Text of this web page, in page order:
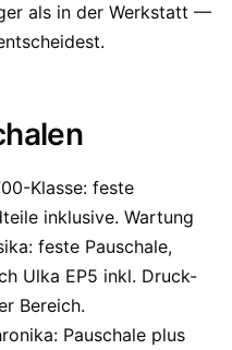
als in der Werkstatt —
Klasse: feste
inklusive. Wartung
feste Pauschale,
Ulka EP5 inkl. Druck-
Bereich.
Pauschale plus